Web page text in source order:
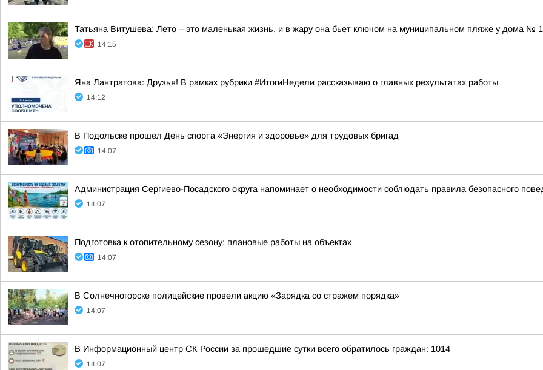
Татьяна Витушева: Лето – это маленькая жизнь, и в жару она бьет ключом на муниципальном пляже у дома №
14:15
Яна Лантратова: Друзья! В рамках рубрики #ИтогиНедели рассказываю о главных результатах работы
14:12
В Подольске прошёл День спорта «Энергия и здоровье» для трудовых бригад
14:07
Администрация Сергиево-Посадского округа напоминает о необходимости соблюдать правила безопасного
14:07
Подготовка к отопительному сезону: плановые работы на объектах
14:07
В Солнечногорске полицейские провели акцию «Зарядка со стражем порядка»
14:07
В Информационный центр СК России за прошедшие сутки всего обратилось граждан: 1014
14:07